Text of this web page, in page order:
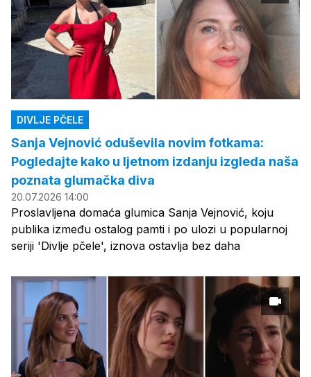
DIVLJE PČELE
Sanja Vejnović oduševila novim fotkama:
Pogledajte kako u ljetnom izdanju izgleda naša
poznata glumačka diva
20.07.2026 14:00
Proslavljena domaća glumica Sanja Vejnović, koju
publika između ostalog pamti i po ulozi u popularnoj
seriji 'Divlje pčele', iznova ostavlja bez daha